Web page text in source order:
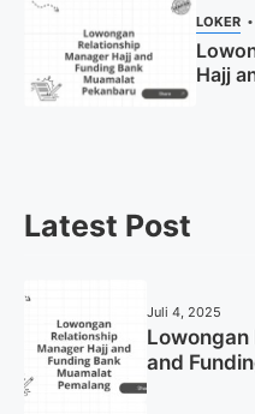
LOKER
Hajj
Latest Post
Juli 4, 2025
Lowongan
and